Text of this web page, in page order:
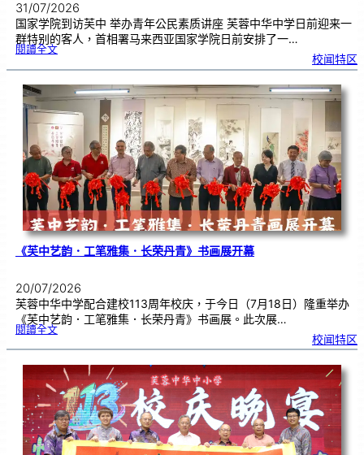
31/07/2026
国家学院到访芙中 举办青年公民素质讲座 芙蓉中华中学日前迎来一
群特别的客人，首相署马来西亚国家学院日前安排了一…
閱讀全文:努
国
学
院
到
访
中
分
享
青
年
领
袖
素
质
讲
座
校闻特区
《芙中艺韵．工笔雅集．长荣丹青》书画展开幕
20/07/2026
芙蓉中华中学配合建校113周年校庆，于今日（7月18日）隆重举办
《芙中艺韵．工笔雅集．长荣丹青》书画展。此次展…
閱讀全文:《
艺
．
工
笔
雅
．
长
荣
丹
青
》
书
画
展
开
幕
校闻特区